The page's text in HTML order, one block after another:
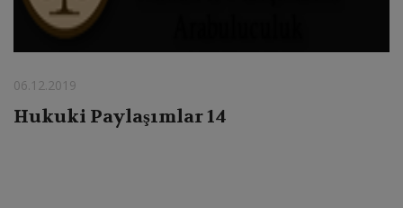
06.12.2019
Hukuki Paylaşımlar 14